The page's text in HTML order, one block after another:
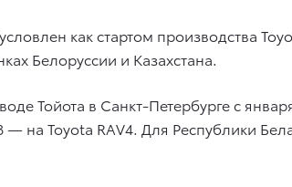
как стартом производства
Белоруссии и Казахстана.
Тойота в Санкт-Петербурге с
на Toyota RAV4. Для Республики